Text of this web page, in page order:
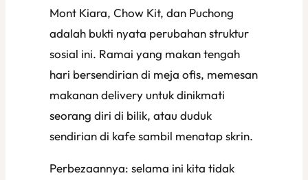
Mont Kiara, Chow Kit, dan Puchong
adalah bukti nyata perubahan struktur
sosial ini. Ramai yang makan tengah
hari bersendirian di meja ofis, memesan
makanan delivery untuk dinikmati
seorang diri di bilik, atau duduk
sendirian di kafe sambil menatap skrin.
Perbezaannya: selama ini kita tidak